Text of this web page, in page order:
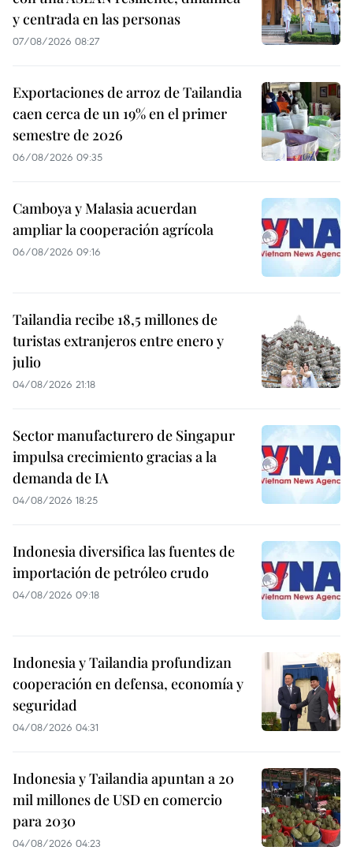
y centrada en las personas
07/08/2026 08:27
Exportaciones de arroz de Tailandia
caen cerca de un 19% en el primer
semestre de 2026
06/08/2026 09:35
Camboya y Malasia acuerdan
ampliar la cooperación agrícola
06/08/2026 09:16
Tailandia recibe 18,5 millones de
turistas extranjeros entre enero y
julio
04/08/2026 21:18
Sector manufacturero de Singapur
impulsa crecimiento gracias a la
demanda de IA
04/08/2026 18:25
Indonesia diversifica las fuentes de
importación de petróleo crudo
04/08/2026 09:18
Indonesia y Tailandia profundizan
cooperación en defensa, economía y
seguridad
04/08/2026 04:31
Indonesia y Tailandia apuntan a 20
mil millones de USD en comercio
para 2030
04/08/2026 04:23